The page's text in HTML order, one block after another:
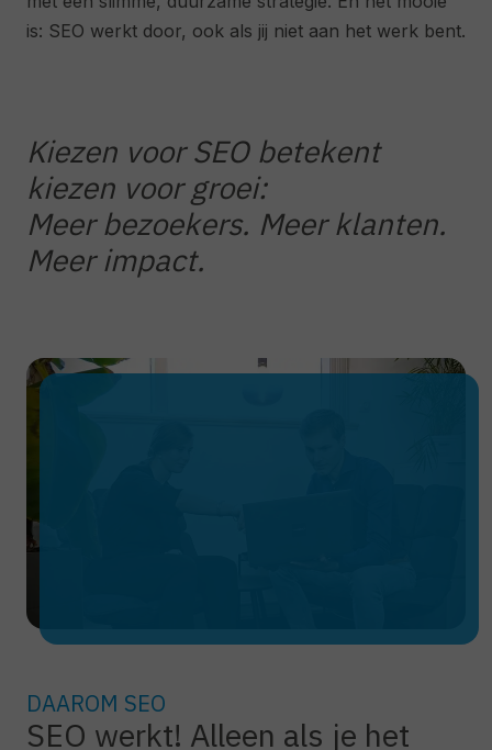
is: SEO werkt door, ook als jij niet aan het werk bent.
Kiezen voor SEO betekent
kiezen voor groei:
Meer bezoekers. Meer klanten.
Meer impact.
DAAROM SEO
SEO werkt! Alleen als je het